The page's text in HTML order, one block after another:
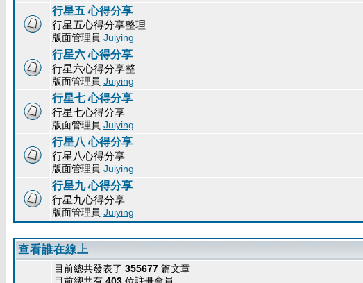
行星五 心得分享
行星五心得分享整理
版面管理員 Juiying
行星六 心得分享
行星六心得分享整
版面管理員 Juiying
行星七 心得分享
行星七心得分享
版面管理員 Juiying
行星八 心得分享
行星八心得分享
版面管理員 Juiying
行星九 心得分享
行星九心得分享
版面管理員 Juiying
查看誰在線上
目前總共發表了 355677 篇文章